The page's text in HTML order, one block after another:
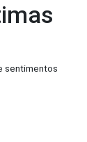
sentimentos